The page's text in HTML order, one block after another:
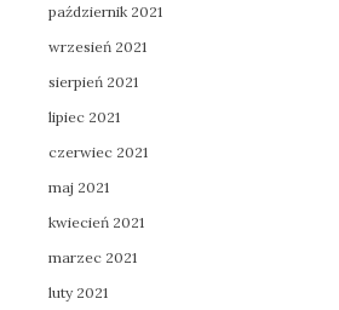
październik 2021
wrzesień 2021
sierpień 2021
lipiec 2021
czerwiec 2021
maj 2021
kwiecień 2021
marzec 2021
luty 2021